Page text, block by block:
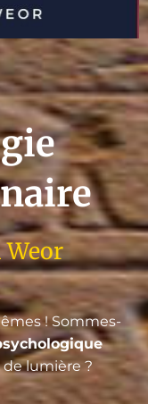
Weor
! Sommes-
de lumière ?